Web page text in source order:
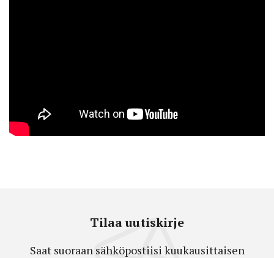
Tilaa uutiskirje
Saat suoraan sähköpostiisi kuukausittaisen